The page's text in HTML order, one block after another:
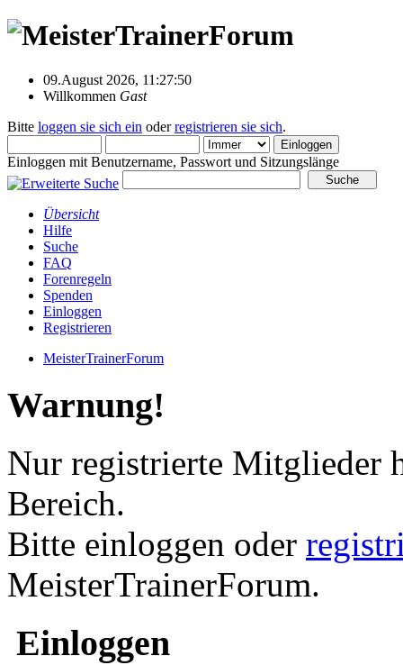
09.August 2026, 11:27:50
Willkommen Gast
Bitte loggen sie sich ein oderregistrieren sie sich.
Einloggen mit Benutzername, Passwort und Sitzungslänge
Übersicht
Hilfe
Suche
FAQ
Forenregeln
Spenden
Einloggen
Registrieren
MeisterTrainerForum
Warnung!
Nur registrierte Mitglieder
Bereich.
Bitte einloggen oder
MeisterTrainerForum.
Einloggen